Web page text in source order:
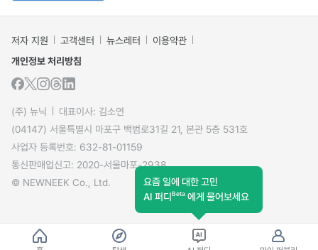
저자 지원 고객센터 뉴스레터
이용약관
개인정보 처리방침
(주) 뉴닉
대표이사: 김소연
(04147) 서울특별시 마포구 백범로31길 21, 본관 5층 531호
사업자 등록번호: 632-81-01159
통신판매업신고: 2020-서울마포-2938
© NEWNEEK Co., Ltd.
요즘 일에 대한 고민
AI 퍼디Beta 에게 물어보세요